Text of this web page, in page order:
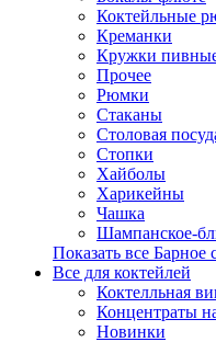
Коктейльные
Креманки
Кружки
Прочее
Рюмки
Стаканы
Столовая
Стопки
Хайболы
Харикейны
Чашка
Шампанское-
Показать все Барное
Все для коктейлей
Коктелльная
Концентраты
Новинки